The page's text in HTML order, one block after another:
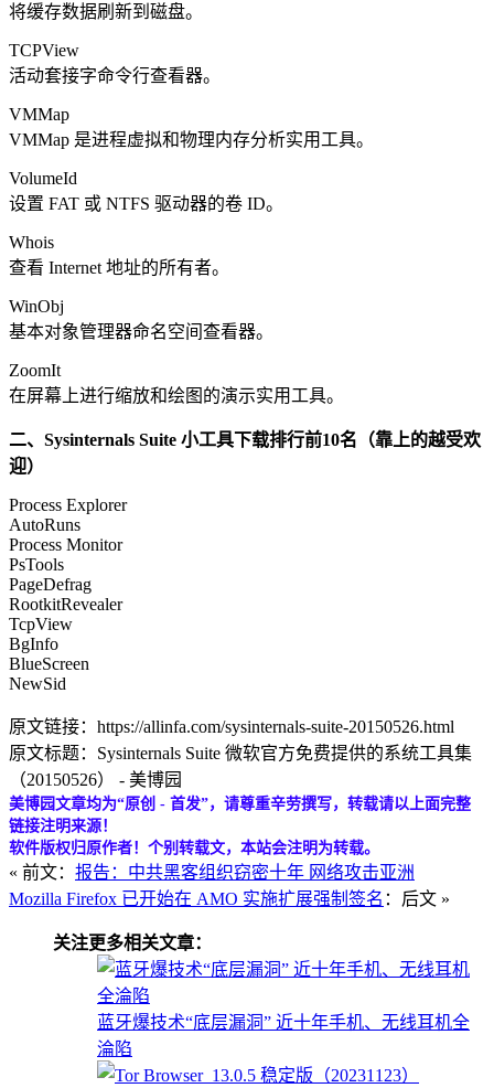
将缓存数据刷新到磁盘。
TCPView
活动套接字命令行查看器。
VMMap
VMMap 是进程虚拟和物理内存分析实用工具。
VolumeId
设置 FAT 或 NTFS 驱动器的卷 ID。
Whois
查看 Internet 地址的所有者。
WinObj
基本对象管理器命名空间查看器。
ZoomIt
在屏幕上进行缩放和绘图的演示实用工具。
二、Sysinternals Suite 小工具下载排行前10名（靠上的越受欢
迎）
Process Explorer
AutoRuns
Process Monitor
PsTools
PageDefrag
RootkitRevealer
TcpView
BgInfo
BlueScreen
NewSid
原文链接：https://allinfa.com/sysinternals-suite-20150526.html
原文标题：Sysinternals Suite 微软官方免费提供的系统工具集
（20150526） - 美博园
美博园文章均为“原创 - 首发”，请尊重辛劳撰写，转载请以上面完整
链接注明来源！
软件版权归原作者！个别转载文，本站会注明为转载。
« 前文： 报告：中共黑客组织窃密十年 网络攻击亚洲
Mozilla Firefox 已开始在 AMO 实施扩展强制签名 ：后文 »
关注更多相关文章：
蓝牙爆技术“底层漏洞” 近十年手机、无线耳机全
淪陷